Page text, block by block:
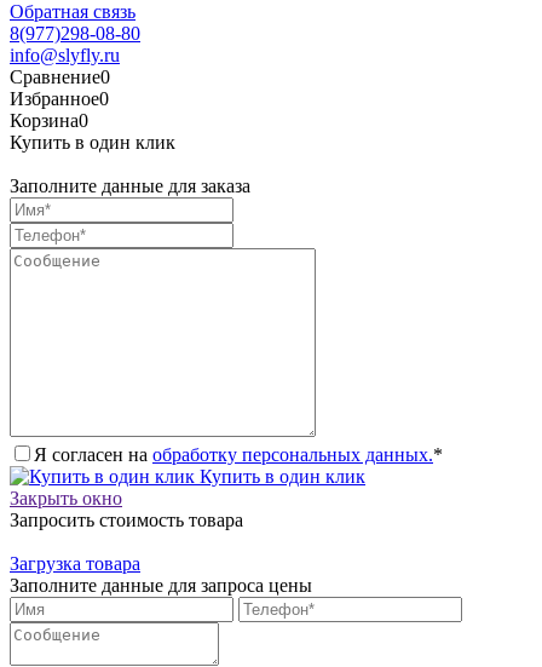
Обратная связь
8(977)298-08-80
info@slyfly.ru
Сравнение0
Избранное0
Корзина0
Купить в один клик
Заполните данные для заказа
Я согласен на обработку персональных данных.*
Купить в один клик
Закрыть окно
Запросить стоимость товара
Загрузка товара
Заполните данные для запроса цены